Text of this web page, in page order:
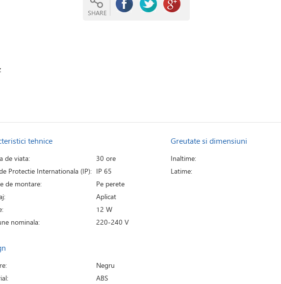
SHARE
tehnice
de viata:
30 ore
Protectie Internationala (IP): IP 65
de montare:
Pe perete
Aplicat
12 W
nominala:
220-240 V
Greutate si dimensiuni
Inaltime:
Latime:
Negru
ABS